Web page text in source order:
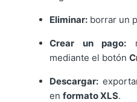
Eliminar: borrar un
Crear un pago:
mediante el botón
Descargar:
enformato XLS.